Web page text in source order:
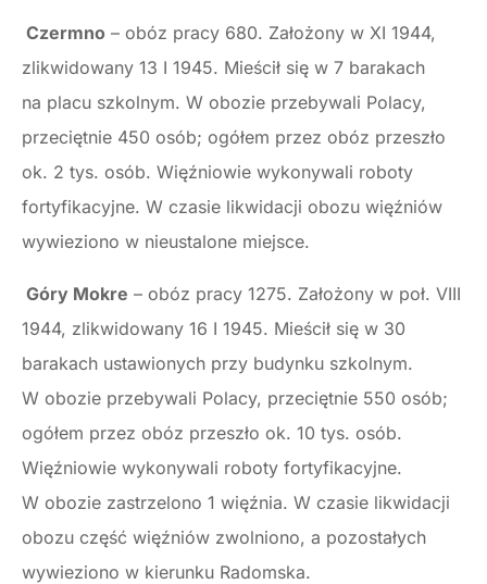
Czermno – obóz pracy 680. Założony w XI 1944,
zlikwidowany 13 I 1945. Mieścił się w 7 barakach
na placu szkolnym. W obozie przebywali Polacy,
przeciętnie 450 osób; ogółem przez obóz przeszło
ok. 2 tys. osób. Więźniowie wykonywali roboty
fortyfikacyjne. W czasie likwidacji obozu więźniów
wywieziono w nieustalone miejsce.
Góry Mokre – obóz pracy 1275. Założony w poł. VIII
1944, zlikwidowany 16 I 1945. Mieścił się w 30
barakach ustawionych przy budynku szkolnym.
W obozie przebywali Polacy, przeciętnie 550 osób;
ogółem przez obóz przeszło ok. 10 tys. osób.
Więźniowie wykonywali roboty fortyfikacyjne.
W obozie zastrzelono 1 więźnia. W czasie likwidacji
obozu część więźniów zwolniono, a pozostałych
wywieziono w kierunku Radomska.